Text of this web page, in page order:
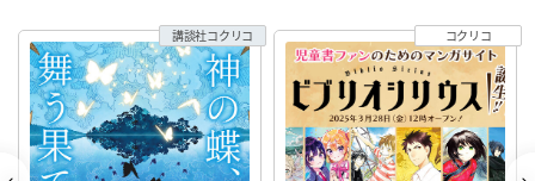
講談社コクリコ コクリコ